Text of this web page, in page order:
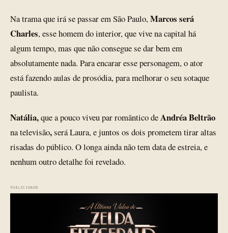
Na trama que irá se passar em São Paulo,Marcos será
Charles, esse homem do interior, que vive na capital há
algum tempo, mas que não consegue se dar bem em
absolutamente nada. Para encarar esse personagem, o ator
está fazendo aulas de prosódia, para melhorar o seu sotaque
paulista.
Natália,que a pouco viveu par romântico deAndréa Beltrão
na televisão,será Laura, e juntos os dois prometem tirar altas
risadas do público. O longa ainda não tem data de estreia, e
nenhum outro detalhe foi revelado.
PUBLICIDADE